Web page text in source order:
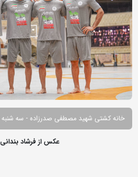
خانه کشتی شهید مصطفی صدرزاده - سه شنبه 24 تیرماه
عکس از فرشاد بندانی